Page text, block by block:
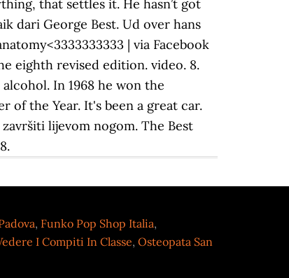
that settles it. He hasn’t got
dari George Best. Ud over hans
| via Facebook
eighth revised edition. video. 8.
In 1968 he won the
of the Year. It's been a great car.
lijevom nogom. The Best
, Funko Pop Shop Italia,
I Compiti In Classe, Osteopata San